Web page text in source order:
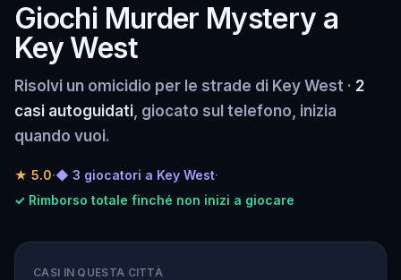
Giochi Murder Mystery a
Key West
Risolvi un omicidio per le strade di Key West · 2
casi autoguidati, giocato sul telefono, inizia
quando vuoi.
★ 5.0·◆ 3 giocatori a Key West·
✓ Rimborso totale finché non inizi a giocare
CASI IN QUESTA CITTÀ